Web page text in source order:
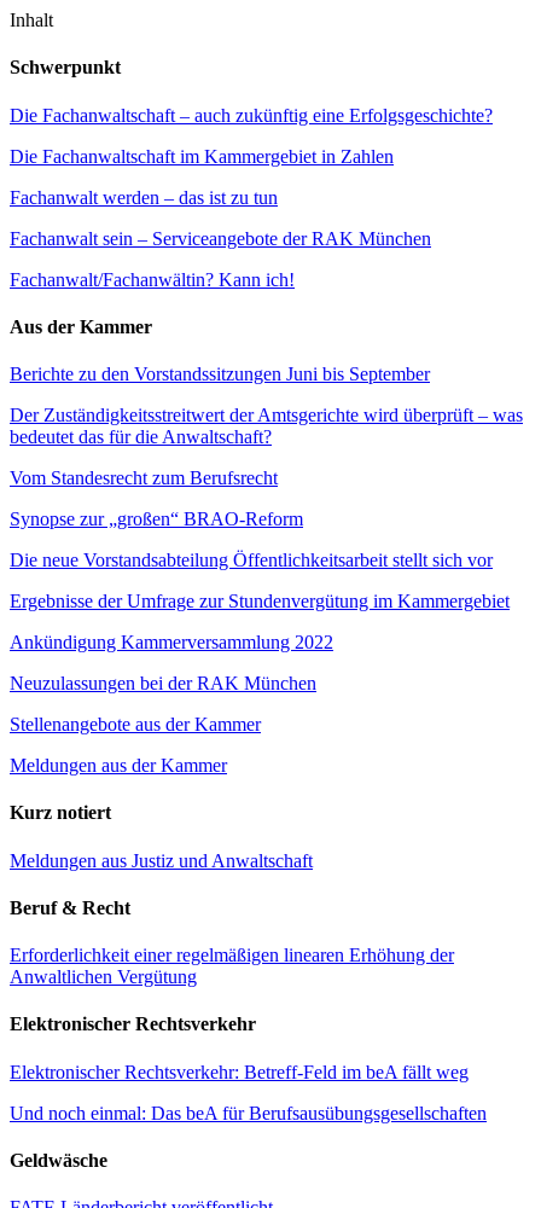
Inhalt
Schwerpunkt
Die Fachanwaltschaft – auch zukünftig eine Erfolgsgeschichte?
Die Fachanwaltschaft im Kammergebiet in Zahlen
Fachanwalt werden – das ist zu tun
Fachanwalt sein – Serviceangebote der RAK München
Fachanwalt/Fachanwältin? Kann ich!
Aus der Kammer
Berichte zu den Vorstandssitzungen Juni bis September
Der Zuständigkeitsstreitwert der Amtsgerichte wird überprüft – was
bedeutet das für die Anwaltschaft?
Vom Standesrecht zum Berufsrecht
Synopse zur „großen“ BRAO-Reform
Die neue Vorstandsabteilung Öffentlichkeitsarbeit stellt sich vor
Ergebnisse der Umfrage zur Stundenvergütung im Kammergebiet
Ankündigung Kammerversammlung 2022
Neuzulassungen bei der RAK München
Stellenangebote aus der Kammer
Meldungen aus der Kammer
Kurz notiert
Meldungen aus Justiz und Anwaltschaft
Beruf & Recht
Erforderlichkeit einer regelmäßigen linearen Erhöhung der
Anwaltlichen Vergütung
Elektronischer Rechtsverkehr
Elektronischer Rechtsverkehr: Betreff-Feld im beA fällt weg
Und noch einmal: Das beA für Berufsausübungsgesellschaften
Geldwäsche